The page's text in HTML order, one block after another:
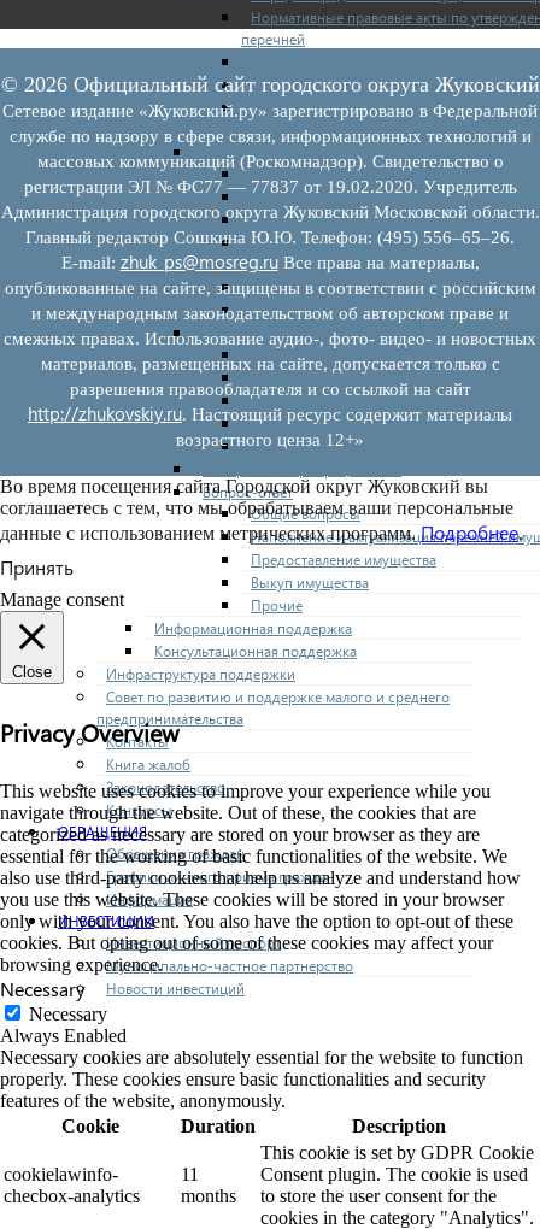
Нормативные правовые акты по
перечней
Программы по развитию МСП
Нормативные правовые акты по
мерам поддержки субъектов МСП
Имущество для бизнеса
Перечень имущества для МСП
Паспорта объектов, включенных в
Информация о льготах
Сведения о коммерческой недвижимости,
предлагаемой бизнесу
Сведения о проводимых торгах
Инвестиционная карта Московской
Коллегиальный орган
Регламентирующие документы
График заседаний
Протоколы заседаний
Отчеты о деятельности коллегиального
Иные документы
Вопрос-ответ
Общие вопросы
Наполнение и актуализация перечней
Предоставление имущества
Выкуп имущества
Прочие
Информационная поддержка
Консультационная поддержка
Инфраструктура поддержки
Совет по развитию и поддержке малого и среднего
предпринимательства
Контакты
Книга жалоб
Законодательство
Конкурсы
ОБРАЩЕНИЯ
Обращения граждан
Графики личного приема граждан
Информация
ИНВЕСТИЦИИ
Инвестиционный паспорт
Муниципально-частное партнерство
Новости инвестиций
© 2026 Официальный сайт городского округа Жуковский
Сетевое издание «Жуковский.ру» зарегистрировано в Федеральной
службе по надзору в сфере связи, информационных технологий и
массовых коммуникаций (Роскомнадзор). Свидетельство о
регистрации ЭЛ № ФС77 — 77837 от 19.02.2020. Учредитель
Администрация городского округа Жуковский Московской области.
Главный редактор Сошкина Ю.Ю. Телефон: (495) 556–65–26.
E‑mail: zhuk_ps@mosreg.ruВсе права на материалы,
опубликованные на сайте, защищены в соответствии с российским
и международным законодательством об авторском праве и
смежных правах. Использование аудио-, фото- видео- и новостных
материалов, размещенных на сайте, допускается только с
разрешения правообладателя и со ссылкой на сайт
http://zhukovskiy.ru. Настоящий ресурс содержит материалы
возрастного ценза 12+»
Во время посещения сайта Городской округ Жуковский вы
соглашаетесь с тем, что мы обрабатываем ваши персональные
данные с использованием метрических программ.Подробнее.
Принять
Manage consent
Close
Privacy Overview
This website uses cookies to improve your experience while you
navigate through the website. Out of these, the cookies that are
categorized as necessary are stored on your browser as they are
essential for the working of basic functionalities of the website. We
also use third-party cookies that help us analyze and understand how
you use this website. These cookies will be stored in your browser
only with your consent. You also have the option to opt-out of these
cookies. But opting out of some of these cookies may affect your
browsing experience.
Necessary
Necessary
Always Enabled
Necessary cookies are absolutely essential for the website to function
properly. These cookies ensure basic functionalities and security
features of the website, anonymously.
Cookie
Duration Description
cookielawinfo-
checbox-analytics
11
months
This cookie is set by GDPR Cookie
Consent plugin. The cookie is used
to store the user consent for the
cookies in the category "Analytics".